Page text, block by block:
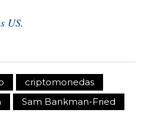
US.
criptomonedas
Sam Bankman-Fried